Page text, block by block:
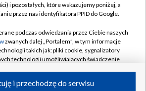
Cyfrowa
Pomoc
Kontakt
Kanały
i pozostałych, które wskazujemy poniżej, a
przez nas identyfikatora PPID do Google.
podczas odwiedzania przez Ciebie naszych
zwanych dalej „Portalem”, w tym informacje
takich jak: pliki cookie, sygnalizatory
technologii umożliwiających świadczenie
i przechodzę do serwisu